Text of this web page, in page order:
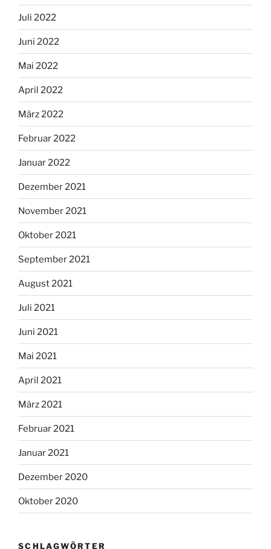
Juli 2022
Juni 2022
Mai 2022
April 2022
März 2022
Februar 2022
Januar 2022
Dezember 2021
November 2021
Oktober 2021
September 2021
August 2021
Juli 2021
Juni 2021
Mai 2021
April 2021
März 2021
Februar 2021
Januar 2021
Dezember 2020
Oktober 2020
SCHLAGWÖRTER